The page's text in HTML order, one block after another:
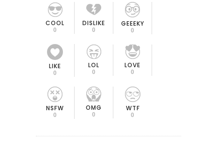
COOL
0
DISLIKE
0
GEEEKY
0
LIKE
0
LOL
0
LOVE
0
NSFW
0
OMG
0
WTF
0